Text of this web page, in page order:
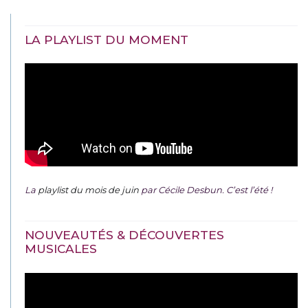
LA PLAYLIST DU MOMENT
La playlist du mois de juin par Cécile Desbun. C’est l’été !
NOUVEAUTÉS & DÉCOUVERTES
MUSICALES